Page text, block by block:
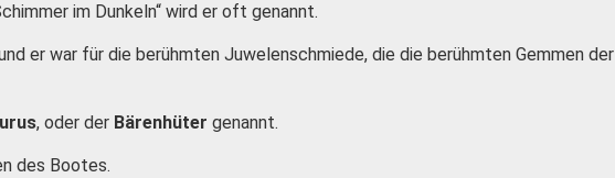
im Dunkeln“ wird er oft genannt.
er war für die berühmten Juwelenschmiede, die die berühmten Gemmen der
, oder der Bärenhüter genannt.
des Bootes.